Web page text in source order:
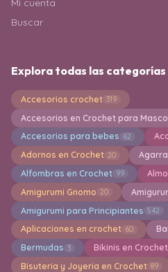
Mi cuenta
Buscar
Explora todas las categorías
Accesorios crochet 319
Accesorios en Crochet para
Accesorios para bebes 62
Adornos en Crochet 20
Alfombras en Crochet 99
Amigurumi Gnomo 20
Amigurumi para Principiantes 542
Aplicaciones en crochet 60
Bermudas 3 Bikinis en Crochet
Bisuteria y Joyeria en Crochet 89